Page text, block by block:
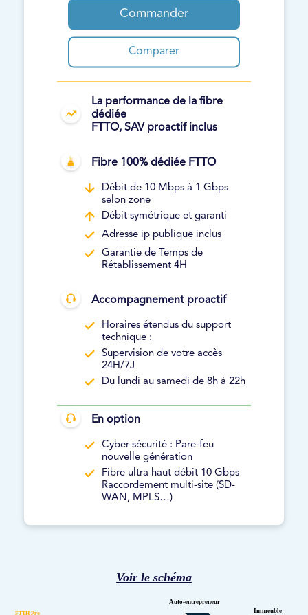
Commander
Comparer
La performance de la fibre
dédiée
FTTO, SAV proactif inclus
Fibre 100% dédiée FTTO
Débit de 10 Mbps à 1 Gbps
selon zone
Débit symétrique et garanti
Adresse ip publique inclus
Garantie de Temps de
Rétablissement 4H
Accompagnement proactif
Horaires étendus du support
technique :
Supervision de votre accès
24H/7J
Du lundi au samedi de 8h à 22h
En option
Cyber-sécurité : Pare-feu
nouvelle génération
Fibre ultra haut débit 10 Gbps
Raccordement multi-site (SD-
WAN, MPLS…)
Voir le schéma